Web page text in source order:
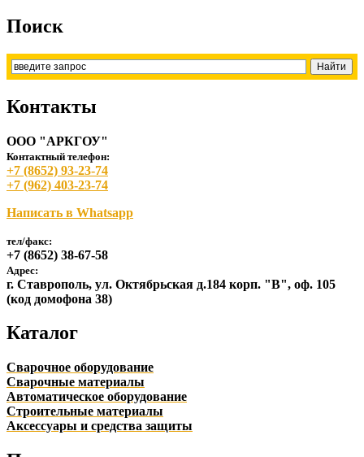
Поиск
Контакты
ООО "АРКГОУ"
Контактный телефон:
+7 (8652) 93-23-74
+7 (962) 403-23-74
Написать в Whatsapp
тел/факс:
+7 (8652) 38-67-58
Адрес:
г. Ставрополь, ул. Октябрьская д.184 корп. "В", оф. 105
(код домофона 38)
Каталог
Сварочное оборудование
Сварочные материалы
Автоматическое оборудование
Строительные материалы
Аксессуары и средства защиты